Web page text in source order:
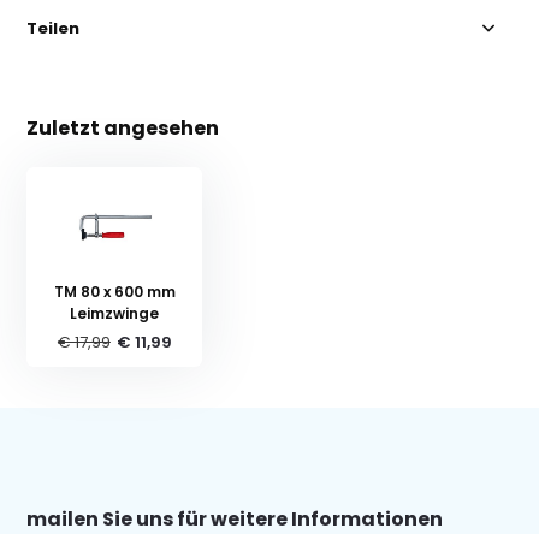
Teilen
Zuletzt angesehen
TM 80 x 600 mm
Leimzwinge
€ 17,99 € 11,99
mailen Sie uns für weitere Informationen